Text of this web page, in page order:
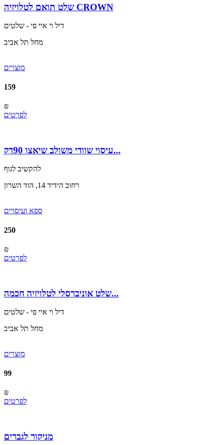
שלט תואם לטלויזיה CROWN
דיל וי איי פי - שלטים
מחל תל אביב
מוצרים
159
₪
לפרטים
עיסוי שוודי משולב שיאצו 90דק...
להקשיב לגוף
רחוב הידיד 14, הוד השרון
ספא ועיסויים
250
₪
לפרטים
שלט אוניברסלי לטלויזיה חכמה...
דיל וי איי פי - שלטים
מחל תל אביב
מוצרים
99
₪
לפרטים
מניקור לגברים